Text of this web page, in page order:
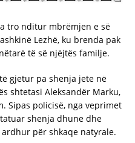
tro nditur mbrëmjen e së
Lezhë, ku brenda pak
të së njëjtës familje.
gjetur pa shenja jete në
shtetasi Aleksandër Marku,
Sipas policisë, nga veprimet
shenja dhune dhe
për shkaqe natyrale.